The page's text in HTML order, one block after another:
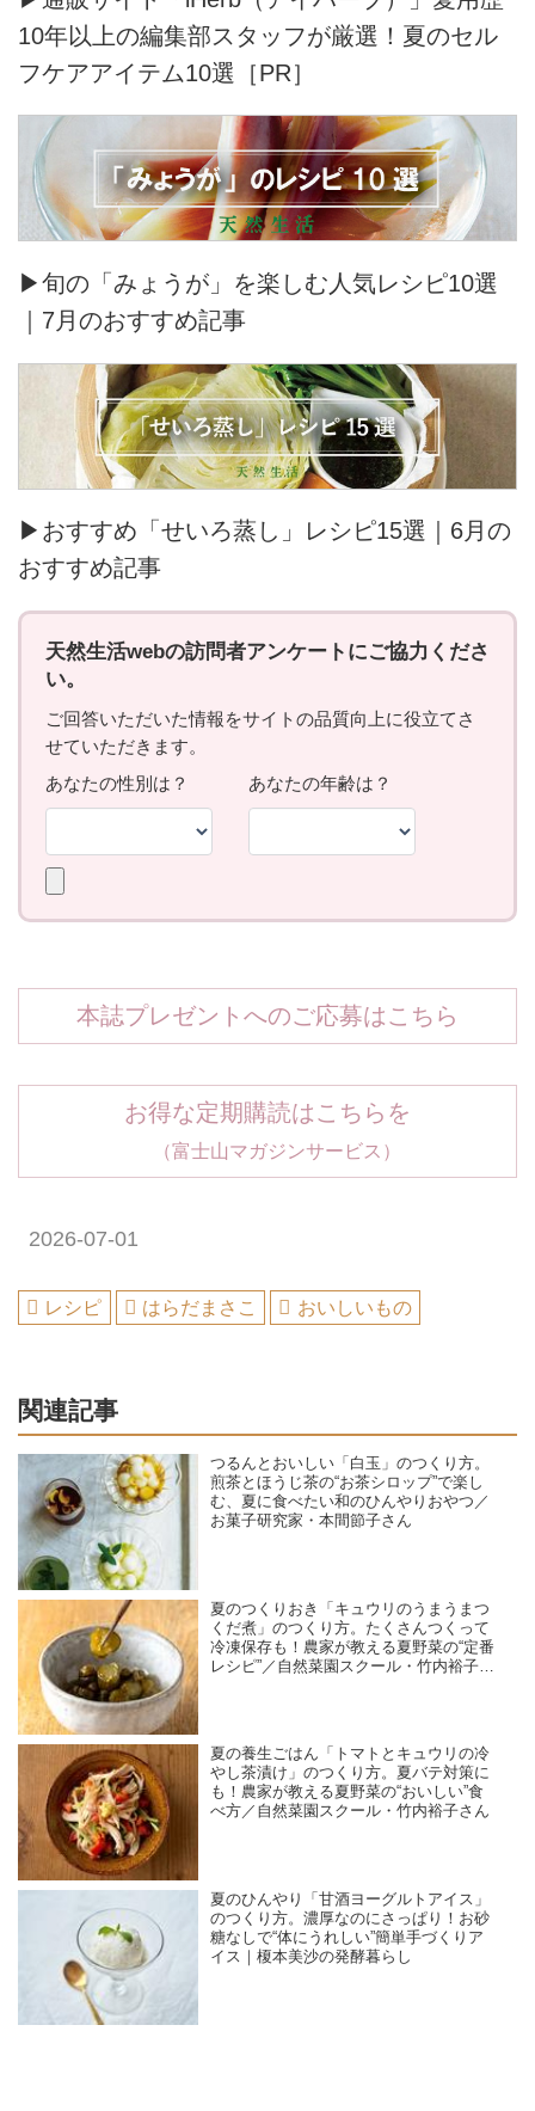
10年以上の編集部スタッフが厳選！夏のセル
フケアアイテム10選［PR］
▶旬の「みょうが」を楽しむ人気レシピ10選
｜7月のおすすめ記事
▶おすすめ「せいろ蒸し」レシピ15選｜6月の
おすすめ記事
本誌プレゼントへのご応募はこちら
お得な定期購読はこちらを
（富士山マガジンサービス）
2026-07-01
レシピ はらだまさこ おいしいもの
関連記事
つるんとおいしい「白玉」のつくり方。
煎茶とほうじ茶の“お茶シロップ”で楽し
む、夏に食べたい和のひんやりおやつ／
お菓子研究家・本間節子さん
夏のつくりおき「キュウリのうまうまつ
くだ煮」のつくり方。たくさんつくって
冷凍保存も！農家が教える夏野菜の“定番
レシピ”／自然菜園スクール・竹内裕子さ
夏の養生ごはん「トマトとキュウリの冷
やし茶漬け」のつくり方。夏バテ対策に
も！農家が教える夏野菜の“おいしい”食
べ方／自然菜園スクール・竹内裕子さん
夏のひんやり「甘酒ヨーグルトアイス」
のつくり方。濃厚なのにさっぱり！お砂
糖なしで“体にうれしい”簡単手づくりア
イス｜榎本美沙の発酵暮らし